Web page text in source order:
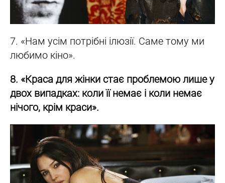
7. «Нам усім потрібні ілюзії. Саме тому ми
любимо кіно».
8. «Краса для жінки стає проблемою лише у
двох випадках: коли її немає і коли немає
нічого, крім краси».